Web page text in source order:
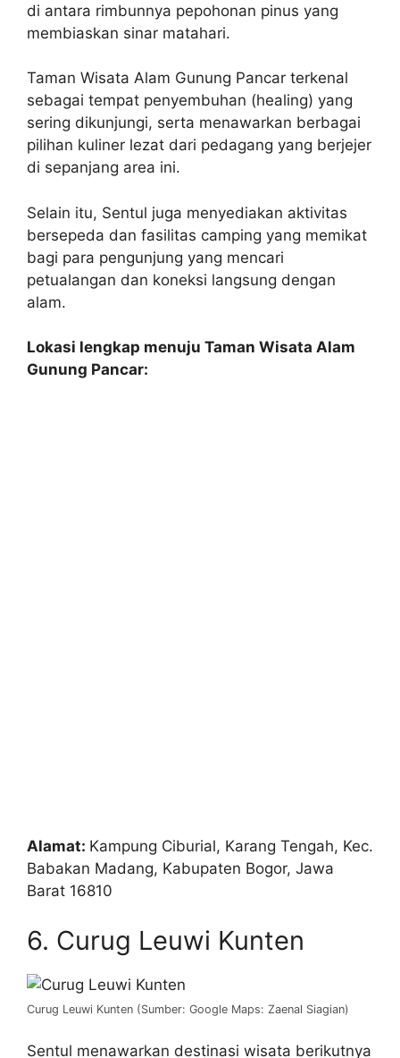
di antara rimbunnya pepohonan pinus yang
membiaskan sinar matahari.
Taman Wisata Alam Gunung Pancar terkenal
sebagai tempat penyembuhan (healing) yang
sering dikunjungi, serta menawarkan berbagai
pilihan kuliner lezat dari pedagang yang berjejer
di sepanjang area ini.
Selain itu, Sentul juga menyediakan aktivitas
bersepeda dan fasilitas camping yang memikat
bagi para pengunjung yang mencari
petualangan dan koneksi langsung dengan
alam.
Lokasi lengkap menuju Taman Wisata Alam
Gunung Pancar:
Alamat: Kampung Ciburial, Karang Tengah, Kec.
Babakan Madang, Kabupaten Bogor, Jawa
Barat 16810
6. Curug Leuwi Kunten
Curug Leuwi Kunten (Sumber: Google Maps: Zaenal Siagian)
Sentul menawarkan destinasi wisata berikutnya